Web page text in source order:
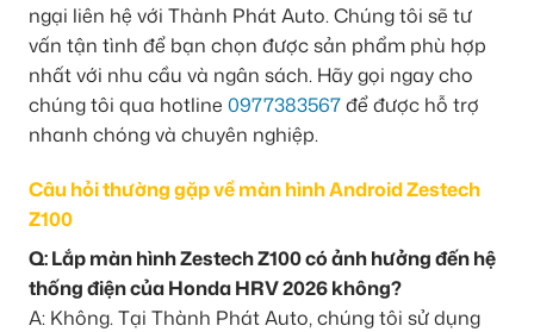
ngại liên hệ với Thành Phát Auto. Chúng tôi sẽ tư
vấn tận tình để bạn chọn được sản phẩm phù hợp
nhất với nhu cầu và ngân sách. Hãy gọi ngay cho
chúng tôi qua hotline 0977383567để được hỗ trợ
nhanh chóng và chuyên nghiệp.
Câu hỏi thường gặp về màn hình Android Zestech
Z100
Q: Lắp màn hình Zestech Z100 có ảnh hưởng đến hệ
thống điện của Honda HRV 2026 không?
A: Không. Tại Thành Phát Auto, chúng tôi sử dụng